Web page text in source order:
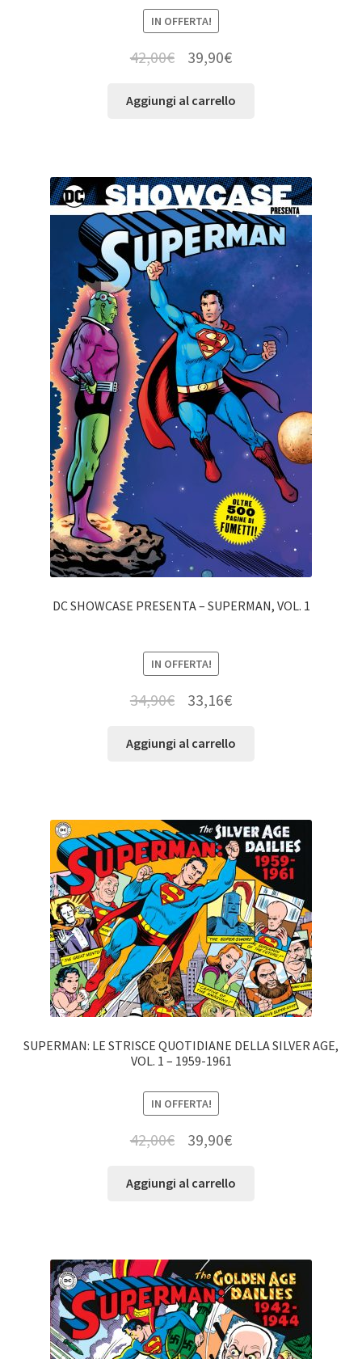
IN OFFERTA!
42,00€ 39,90€
Aggiungi al carrello
DC SHOWCASE PRESENTA – SUPERMAN, VOL. 1
IN OFFERTA!
34,90€ 33,16€
Aggiungi al carrello
SUPERMAN: LE STRISCE QUOTIDIANE DELLA SILVER AGE,
VOL. 1 – 1959-1961
IN OFFERTA!
42,00€ 39,90€
Aggiungi al carrello